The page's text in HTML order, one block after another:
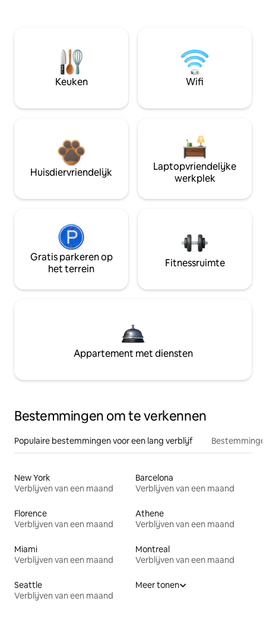
Keuken Wifi
Huisdiervriendelijk
Laptopvriendelijke
werkplek
Gratis parkeren op
het terrein
Fitnessruimte
Appartement met diensten
Bestemmingen om te verkennen
Populaire bestemmingen voor een lang verblijf
New York
Verblijven van een maand
Barcelona
Verblijven van een maand
Florence
Verblijven van een maand
Athene
Verblijven van een maand
Miami
Verblijven van een maand
Montreal
Verblijven van een maand
Seattle
Verblijven van een maand
Meer tonen